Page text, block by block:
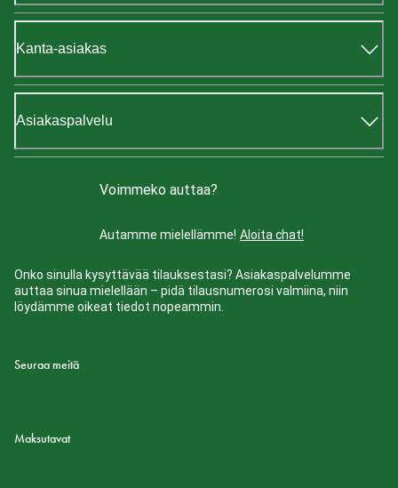
Kanta-asiakas
Asiakaspalvelu
Voimmeko auttaa?
Autamme mielellämme! Aloita chat!
Onko sinulla kysyttävää tilauksestasi? Asiakaspalvelumme
auttaa sinua mielellään – pidä tilausnumerosi valmiina, niin
löydämme oikeat tiedot nopeammin.
Seuraa meitä
Maksutavat